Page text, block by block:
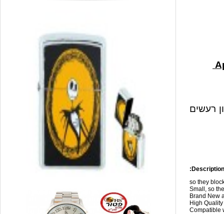
רעשים
so they
Small, so
Brand New
High
Compatible